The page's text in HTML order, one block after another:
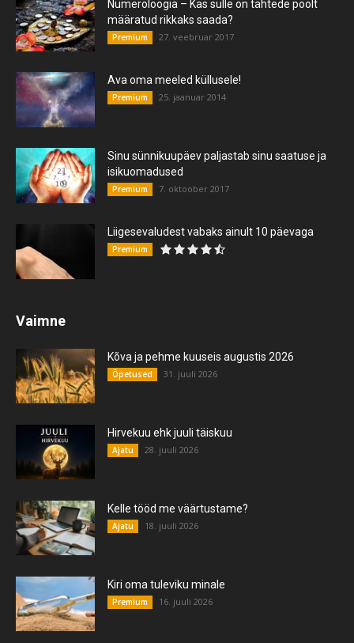
Numeroloogia – Kas sulle on tähtede poolt
määratud rikkaks saada?
Premium 27. veebruar 2017
Ava oma meeled küllusele!
Premium 25. jaanuar 2014
Sinu sünnikuupäev paljastab sinu saatuse ja
isikuomadused
Premium 7. oktoober 2017
Liigesevaludest vabaks ainult 10 päevaga
Premium
Vaimne
Kõva ja pehme kuuseis augustis 2026
Õpetused 31. juuli 2026
Hirvekuu ehk juuli täiskuu
Ajatu 28. juuli 2026
Kelle tööd me väärtustame?
Ajatu 18. juuli 2026
Kiri oma tuleviku minale
Premium 16. juuli 2026